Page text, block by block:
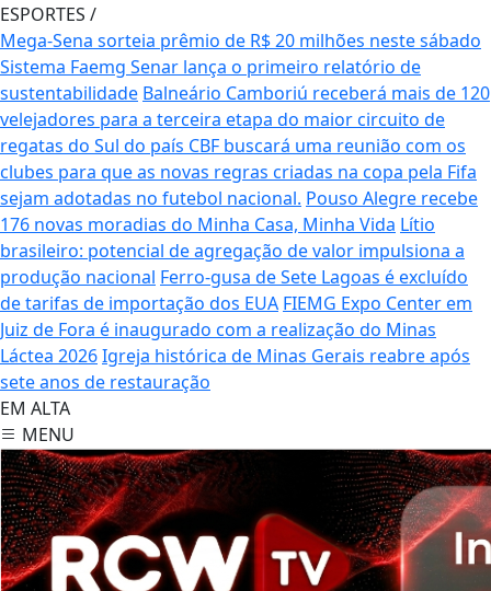
ESPORTES /
Mega-Sena sorteia prêmio de R$ 20 milhões neste sábado
Sistema Faemg Senar lança o primeiro relatório de
sustentabilidade Balneário Camboriú receberá mais de 120
velejadores para a terceira etapa do maior circuito de
regatas do Sul do país CBF buscará uma reunião com os
clubes para que as novas regras criadas na copa pela Fifa
sejam adotadas no futebol nacional. Pouso Alegre recebe
176 novas moradias do Minha Casa, Minha Vida Lítio
brasileiro: potencial de agregação de valor impulsiona a
produção nacional Ferro-gusa de Sete Lagoas é excluído
de tarifas de importação dos EUA FIEMG Expo Center em
Juiz de Fora é inaugurado com a realização do Minas
Láctea 2026Igreja histórica de Minas Gerais reabre após
sete anos de restauração
EM ALTA
MENU